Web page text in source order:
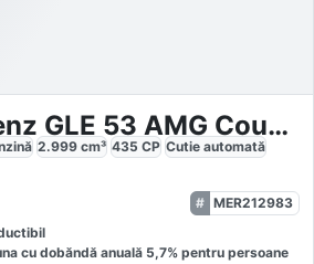
Mercedes-Benz GLE 53 AMG Coupe 4MATIC+
2.999 cm³ 435 CP Cutie automată
MER212983
cu dobăndă anuală 5,7% pentru persoane